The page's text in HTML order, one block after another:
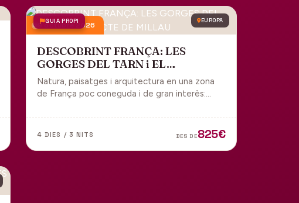
GUIA PROPI EUROPA
9 octubre 2026
DESCOBRINT FRANÇA: LES
GORGES DEL TARN i EL
VIADUCTE DE MILLAU
Natura, paisatges i arquitectura en una zona
de França poc coneguda i de gran interès:
l'impressionant Viaducte de Millau.
4 DIES / 3 NITS DES DE825€